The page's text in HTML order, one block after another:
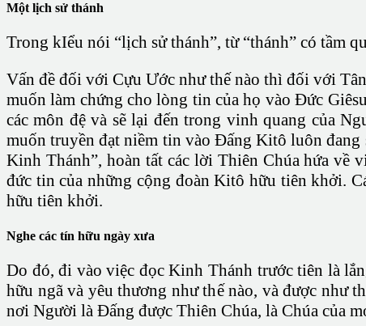
Một lịch sử thánh
Trong kIểu nói “lịch sử thánh”, từ “thánh” có tầm
Vấn đề đối với Cựu Ước như thế nào thì đối với
muốn làm chứng cho lòng tin của họ vào Đức
các môn đệ và sẽ lại đến trong vinh quang của
muốn truyền đạt niềm tin vào Đấng Kitô luôn đang
Kinh Thánh”, hoàn tất các lời Thiên Chúa hứa về
đức tin của những cộng đoàn Kitô hữu tiên khởi.
hữu tiên khởi.
Nghe các tín hữu ngày xưa
Do đó, đi vào việc đọc Kinh Thánh trước tiên là
hữu ngã và yêu thương như thế nào, và được như
nơi Người là Đấng được Thiên Chúa, là Chúa của